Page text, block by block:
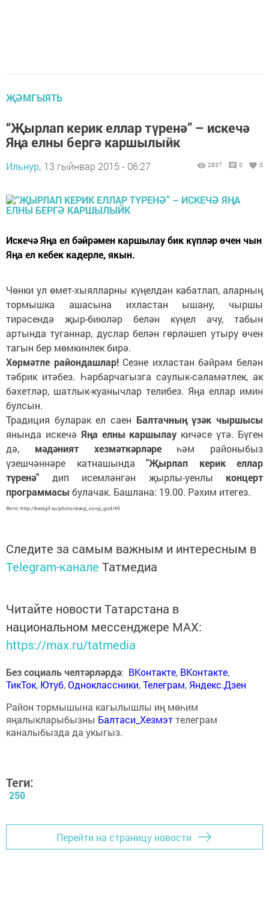
ҖӘМГЫЯТЬ
“Җырлап керик еллар түренә” – искечә
Яңа елны бергә каршылыйк
Ильнур, 13 гыйнвар 2015 - 06:27 2937 0 0
Искечә Яңа ел бәйрәмен каршылау бик күпләр өчен чын
Яңа ел кебек кадерле, якын.
Чөнки ул өмет-хыялларны күңелдән кабатлап, аларның
тормышка ашасына ихластан ышану, чыршы
тирәсендә җыр-биюләр белән күңел ачу, табын
артында туганнар, дуслар белән гөрләшеп утыру өчен
тагын бер мөмкинлек бирә.
Хөрмәтле райондашлар!Сезне ихластан бәйрәм белән
тәбрик итәбез. Һәрбарчагызга саулык-сәламәтлек, ак
бәхетләр, шатлык-куанычлар телибез. Яңа еллар имин
булсын.
Традиция буларак ел саен Балтачның үзәк чыршысы
янында искечә Яңа елны каршылау кичәсе үтә. Бүген
дә, мәдәният хезмәткәрләреһәм районыбыз
үзешчәннәре катнашында "Җырлап керик еллар
түренә" дип исемләнгән җырлы-уенлы концерт
программасы булачак. Башлана: 19.00. Рәхим итегез.
Фото: http://bestgif.su/photo/staryj_novyj_god/49
Следите за самым важным и интересным в
Telegram-канале Татмедиа
Читайте новости Татарстана в
национальном мессенджере MАХ:
https://max.ru/tatmedia
Без социаль челтәрләрдә: ВКонтакте, ВКонтакте,
ТикТок, Ютуб,Одноклассники,Телеграм, Яндекс.Дзен
Район тормышына кагылышлы иң мөһим
яңалыкларыбызны Балтаси_Хезмэттелеграм
каналыбызда да укыгыз.
Теги:
250
Перейти на страницу новости